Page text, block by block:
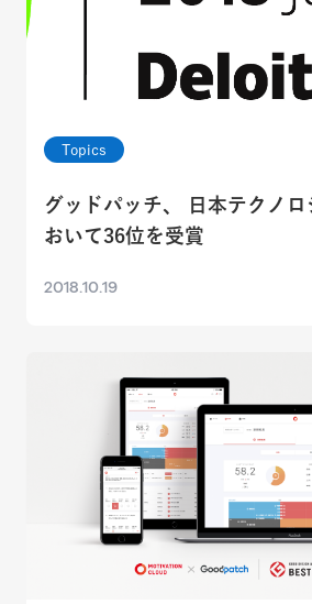
Topics
グッドパッチ、 日本テクノ
おいて36位を受賞
2018.10.19